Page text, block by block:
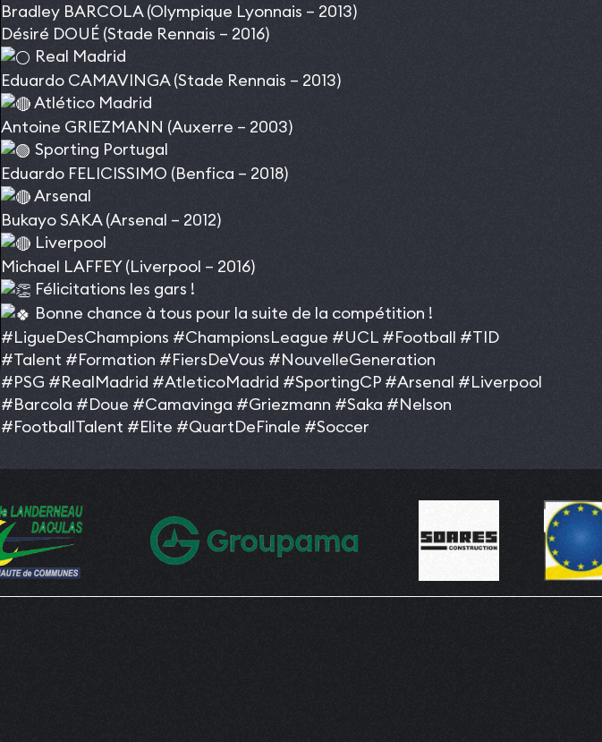
Bradley BARCOLA (Olympique Lyonnais – 2013)
Désiré DOUÉ (Stade Rennais – 2016)
Real Madrid
Eduardo CAMAVINGA (Stade Rennais – 2013)
Atlético Madrid
Antoine GRIEZMANN (Auxerre – 2003)
Sporting Portugal
Eduardo FELICISSIMO (Benfica – 2018)
Arsenal
Bukayo SAKA (Arsenal – 2012)
Liverpool
Michael LAFFEY (Liverpool – 2016)
Félicitations les gars !
Bonne chance à tous pour la suite de la compétition !
#LigueDesChampions #ChampionsLeague #UCL #Football #TID
#Talent #Formation #FiersDeVous #NouvelleGeneration
#PSG #RealMadrid #AtleticoMadrid #SportingCP #Arsenal #Liverpool
#Barcola #Doue #Camavinga #Griezmann #Saka #Nelson
#FootballTalent #Elite #QuartDeFinale #Soccer